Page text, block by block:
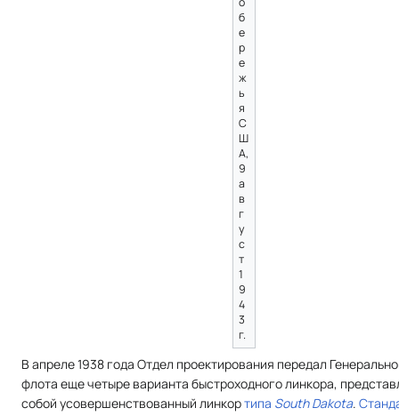
б
е
р
е
ж
ь
я
С
Ш
А,
9
а
в
г
у
с
т
1
9
4
3
г.
В апреле 1938 года Отдел проектирования передал
флота еще четыре варианта быстроходного линкора,
собой усовершенствованный линкортипа South Dakota.